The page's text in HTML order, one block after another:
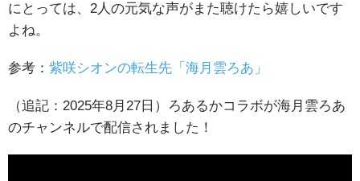
にとっては、2人の元気な声がまた聴けたら嬉しいです
よね。
参考： 紫咲シオンの転生先「海月雲ろあ」
（追記：2025年8月27日）ろあるかコラボが海月雲ろあ
のチャンネルで配信されました！